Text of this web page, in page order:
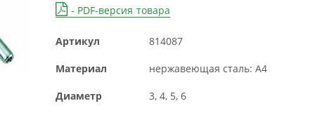
- PDF-версия товара
Артикул 814087
Материал нержавеющая сталь: А4
Диаметр 3, 4, 5, 6